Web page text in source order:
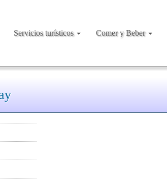
Servicios turísticos Comer y Beber